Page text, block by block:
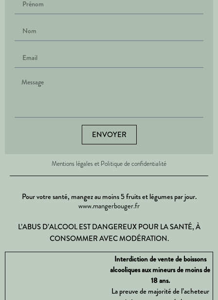
ENVOYER
Mentions légales et Politique de confidentialité
Pour votre santé, mangez au moins 5 fruits et légumes par jour.
www.mangerbouger.fr
L’ABUS D’ALCOOL EST DANGEREUX POUR LA SANTÉ, À
CONSOMMER AVEC MODÉRATION.
Interdiction de vente de boissons
alcooliques aux mineurs de moins de
18 ans.
La preuve de majorité de l’acheteur